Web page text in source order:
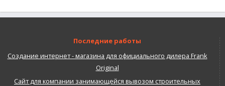
Последние работы
Создание интернет - магазина для официального дилера Frank
Original
Сайт для компании занимающейся вывозом строительных